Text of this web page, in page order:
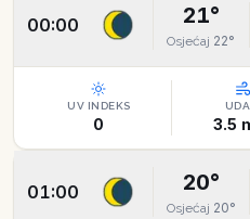
00:00 21°
Osjećaj 22°
UV INDEKS
0 3.5
01:00 20°
Osjećaj 20°